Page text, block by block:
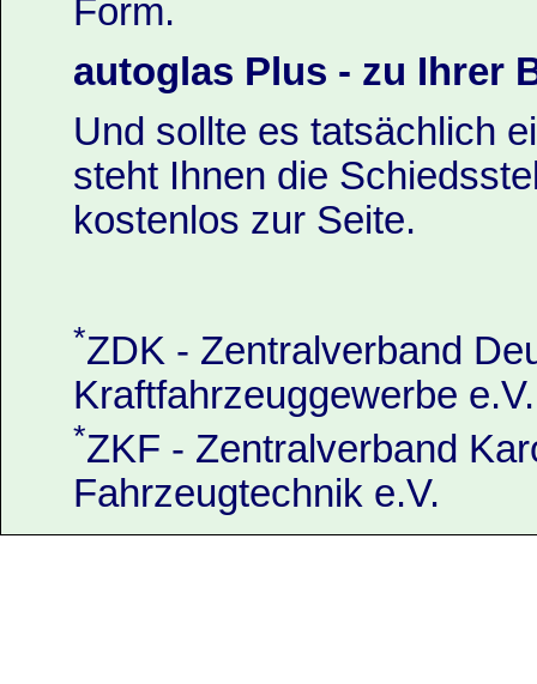
Form.
autoglas Plus - zu Ihrer
Und sollte es tatsächlich
steht Ihnen die
kostenlos zur Seite.
*ZDK - Zentralverband
Kraftfahrzeuggewerbe e.V.
*ZKF - Zentralverband
Fahrzeugtechnik e.V.